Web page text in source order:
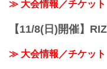
≫ 大会情報／チケット
【11/8(日)開催】
≫ 大会情報／チケット